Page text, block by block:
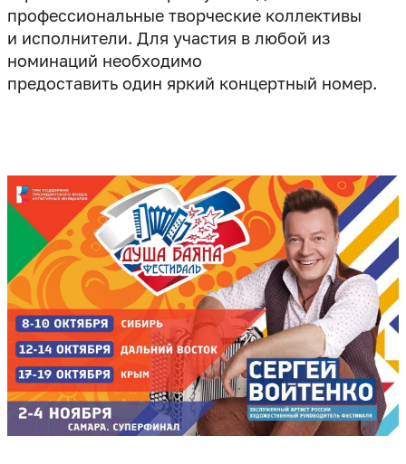
профессиональные творческие коллективы
и исполнители. Для участия в любой из
номинаций необходимо
предоставить один яркий концертный номер.